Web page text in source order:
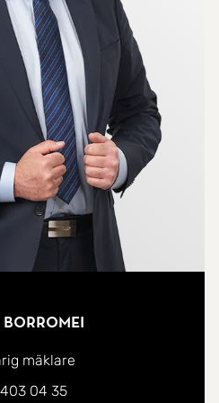
ger ett
skapar en härlig rymd
Från köket har du fin
innergården med
annat finns ett vackert
en rogivande och nästan
fönstret.
samtidigt lugna vyer
Köket erbjuder
arbetsytor och full
stunder. Bostaden är
idag tre stora och
med ett fritt och
Borromei
mäklare
04 35